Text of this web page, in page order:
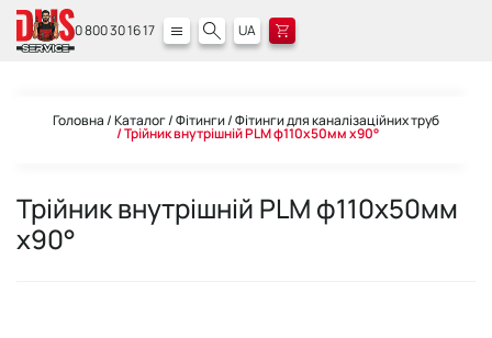
0 800 30 16 17 UA
Головна Каталог Фітинги Фітинги для каналізаційних труб
Трійник внутрішній PLM ф110х50мм x90°
Трійник внутрішній PLM ф110х50мм
x90°